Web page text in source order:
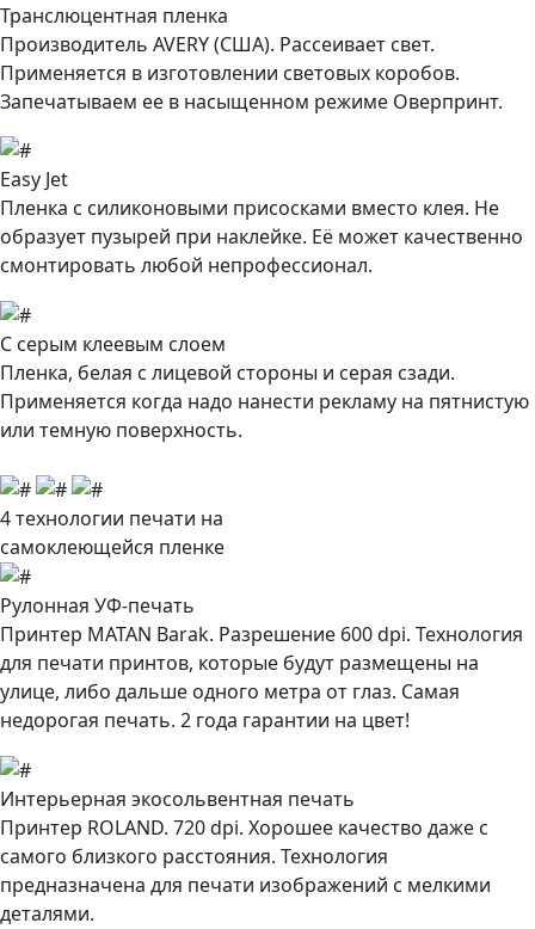
Транслюцентная пленка
Производитель AVERY (США). Рассеивает свет.
Применяется в изготовлении световых коробов.
Запечатываем ее в насыщенном режиме Оверпринт.
Easy Jet
Пленка с силиконовыми присосками вместо клея. Не
образует пузырей при наклейке. Её может качественно
смонтировать любой непрофессионал.
С серым клеевым слоем
Пленка, белая с лицевой стороны и серая сзади.
Применяется когда надо нанести рекламу на пятнистую
или темную поверхность.
4 технологии печати на
самоклеющейся пленке
Рулонная УФ-печать
Принтер MATAN Barak. Разрешение 600 dpi. Технология
для печати принтов, которые будут размещены на
улице, либо дальше одного метра от глаз. Самая
недорогая печать. 2 года гарантии на цвет!
Интерьерная экосольвентная печать
Принтер ROLAND. 720 dpi. Хорошее качество даже с
самого близкого расстояния. Технология
предназначена для печати изображений с мелкими
деталями.